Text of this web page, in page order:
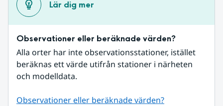
Lär dig mer
Observationer eller beräknade värden?
Alla orter har inte observationsstationer, istället
beräknas ett värde utifrån stationer i närheten
och modelldata.
Observationer eller beräknade värden?